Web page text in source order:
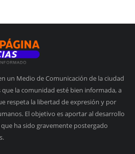
un Medio de Comunicación de la ciudad
la comunidad esté bien informada, a
respeta la libertad de expresión y por
El objetivo es aportar al desarrollo
ha sido gravemente postergado